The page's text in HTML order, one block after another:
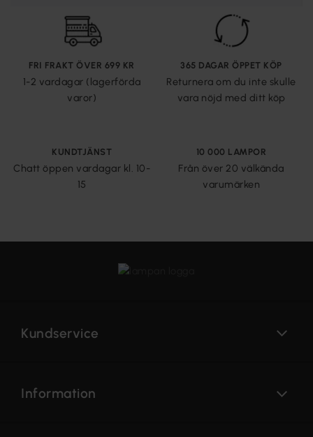
FRI FRAKT ÖVER 699 KR
1-2 vardagar (lagerförda
varor)
365 DAGAR ÖPPET KÖP
Returnera om du inte skulle
vara nöjd med ditt köp
KUNDTJÄNST
Chatt öppen vardagar kl. 10-
15
10 000 LAMPOR
Från över 20 välkända
varumärken
Kundservice
Information